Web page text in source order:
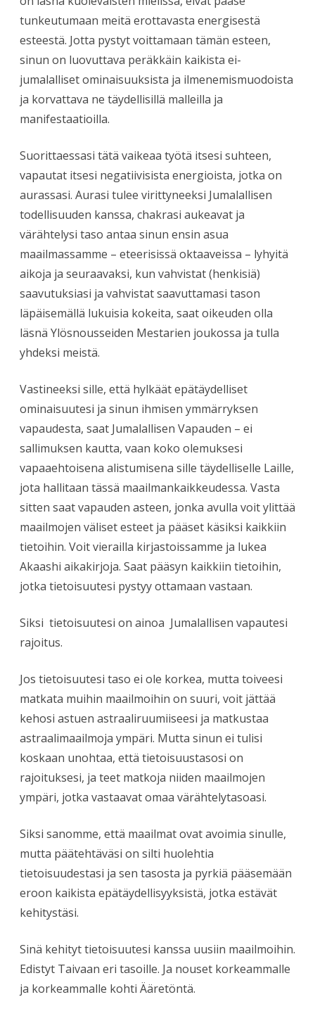
tunkeutumaan meitä erottavasta energisestä
esteestä. Jotta pystyt voittamaan tämän esteen,
sinun on luovuttava peräkkäin kaikista ei-
jumalalliset ominaisuuksista ja ilmenemismuodoista
ja korvattava ne täydellisillä malleilla ja
manifestaatioilla.
Suorittaessasi tätä vaikeaa työtä itsesi suhteen,
vapautat itsesi negatiivisista energioista, jotka on
aurassasi. Aurasi tulee virittyneeksi Jumalallisen
todellisuuden kanssa, chakrasi aukeavat ja
värähtelysi taso antaa sinun ensin asua
maailmassamme – eteerisissä oktaaveissa – lyhyitä
aikoja ja seuraavaksi, kun vahvistat (henkisiä)
saavutuksiasi ja vahvistat saavuttamasi tason
läpäisemällä lukuisia kokeita, saat oikeuden olla
läsnä Ylösnousseiden Mestarien joukossa ja tulla
yhdeksi meistä.
Vastineeksi sille, että hylkäät epätäydelliset
ominaisuutesi ja sinun ihmisen ymmärryksen
vapaudesta, saat Jumalallisen Vapauden – ei
sallimuksen kautta, vaan koko olemuksesi
vapaaehtoisena alistumisena sille täydelliselle Laille,
jota hallitaan tässä maailmankaikkeudessa. Vasta
sitten saat vapauden asteen, jonka avulla voit ylittää
maailmojen väliset esteet ja pääset käsiksi kaikkiin
tietoihin. Voit vierailla kirjastoissamme ja lukea
Akaashi aikakirjoja. Saat pääsyn kaikkiin tietoihin,
jotka tietoisuutesi pystyy ottamaan vastaan.
Siksi tietoisuutesi on ainoa Jumalallisen vapautesi
rajoitus.
Jos tietoisuutesi taso ei ole korkea, mutta toiveesi
matkata muihin maailmoihin on suuri, voit jättää
kehosi astuen astraaliruumiiseesi ja matkustaa
astraalimaailmoja ympäri. Mutta sinun ei tulisi
koskaan unohtaa, että tietoisuustasosi on
rajoituksesi, ja teet matkoja niiden maailmojen
ympäri, jotka vastaavat omaa värähtelytasoasi.
Siksi sanomme, että maailmat ovat avoimia sinulle,
mutta päätehtäväsi on silti huolehtia
tietoisuudestasi ja sen tasosta ja pyrkiä pääsemään
eroon kaikista epätäydellisyyksistä, jotka estävät
kehitystäsi.
Sinä kehityt tietoisuutesi kanssa uusiin maailmoihin.
Edistyt Taivaan eri tasoille. Ja nouset korkeammalle
ja korkeammalle kohti Ääretöntä.